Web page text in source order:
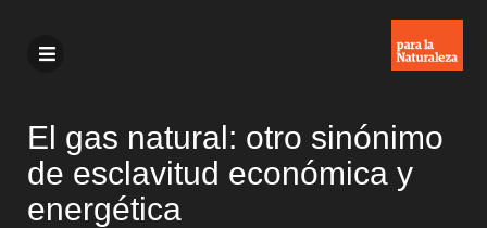
El gas natural: otro sinónimo
de esclavitud económica y
energética